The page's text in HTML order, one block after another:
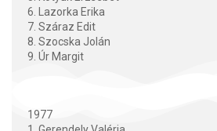
6. Lazorka Erika
7. Száraz Edit
8. Szocska Jolán
9. Úr Margit
1977